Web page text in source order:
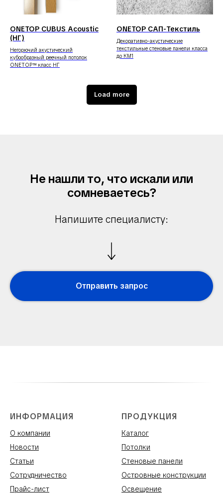
ONETOP CUBUS Acoustic
(НГ)
Негорючий акустический
кубообразный реечный потолок
ONETOP™ класс НГ
ONETOP САП-Текстиль
Декоративно-акустические
текстильные стеновые панели класса
до КМ1
Load more
Не нашли то, что искали или
сомневаетесь?
Напишите специалисту:
Отправить запрос
ИНФОРМАЦИЯ
О компании
Новости
Статьи
Сотрудничество
Прайс-лист
ПРОДУКЦИЯ
Каталог
Потолки
Стеновые панели
Островные конструкции
Освещение